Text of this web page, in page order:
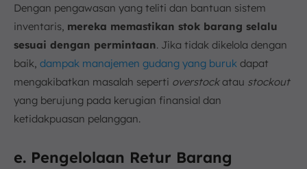
Dengan pengawasan yang teliti dan bantuan sistem
inventaris, mereka memastikan stok barang selalu
sesuai dengan permintaan. Jika tidak dikelola dengan
baik, dampak manajemen gudang yang buruk dapat
mengakibatkan masalah seperti overstockatau stockout
yang berujung pada kerugian finansial dan
ketidakpuasan pelanggan.
e. Pengelolaan Retur Barang